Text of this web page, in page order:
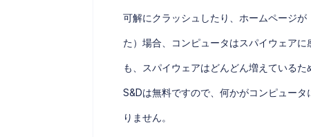
可解にクラッシュしたり、ホームページ
た）場合、コンピュータはスパイウェア
も、スパイウェアはどんどん増えている
S&Dは無料ですので、何かがコンピュー
りません。